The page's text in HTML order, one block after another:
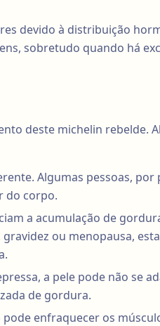
devido à distribuição
sobretudo quando há
deste michelin rebelde.
Algumas pessoas, por
do corpo.
a acumulação de
ou menopausa,
a pele pode não se
de gordura.
enfraquecer os